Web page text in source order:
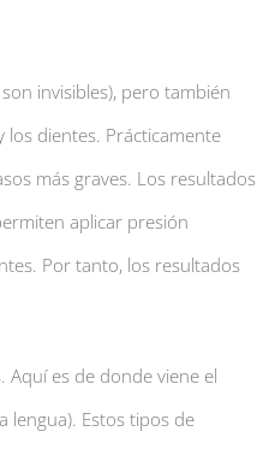
invisibles), pero también
los dientes. Prácticamente
más graves. Los resultados
aplicar presión
Por tanto, los resultados
Aquí es de donde viene el
lengua). Estos tipos de